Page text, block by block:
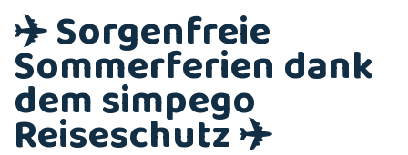
✈️ Sorgenfreie
Sommerferien dank
dem simpego
Reiseschutz ✈️